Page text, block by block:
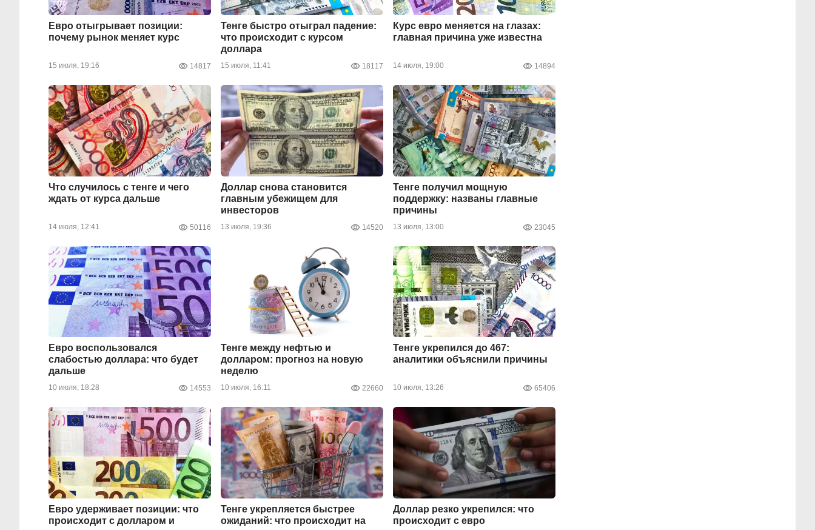
Евро отыгрывает позиции:
почему рынок меняет курс
15 июля, 19:16 14817
Тенге быстро отыграл падение:
что происходит с курсом
доллара
15 июля, 11:41 18117
Курс евро меняется на глазах:
главная причина уже известна
14 июля, 19:00 14894
Что случилось с тенге и чего
ждать от курса дальше
14 июля, 12:41 50116
Доллар снова становится
главным убежищем для
инвесторов
13 июля, 19:36 14520
Тенге получил мощную
поддержку: названы главные
причины
13 июля, 13:00 23045
Евро воспользовался
слабостью доллара: что будет
дальше
10 июля, 18:28 14553
Тенге между нефтью и
долларом: прогноз на новую
неделю
10 июля, 16:11 22660
Тенге укрепился до 467:
аналитики объяснили причины
10 июля, 13:26 65406
Евро удерживает позиции: что
происходит с долларом и
Тенге укрепляется быстрее
ожиданий: что происходит на
Доллар резко укрепился: что
происходит с евро